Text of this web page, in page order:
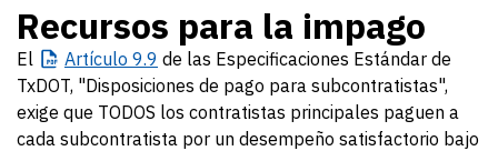
Recursos para la impago
El Artículo 9.9 de las Especificaciones Estándar de
TxDOT, "Disposiciones de pago para subcontratistas",
exige que TODOS los contratistas principales paguen a
cada subcontratista por un desempeño satisfactorio bajo